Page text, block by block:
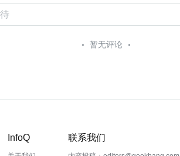
暂无评论
InfoQ 联系我们